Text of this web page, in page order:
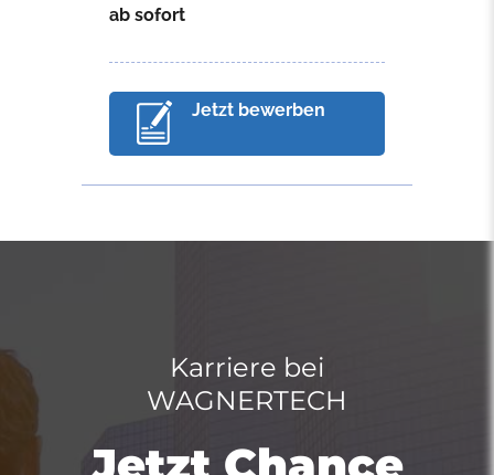
ab sofort
Jetzt bewerben
Karriere bei
WAGNERTECH